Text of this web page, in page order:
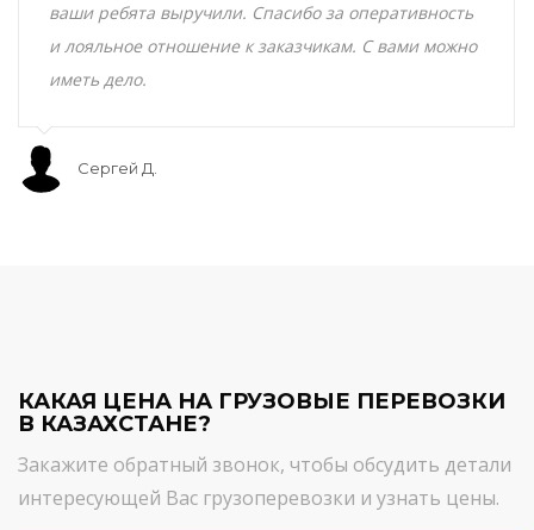
ваши ребята выручили. Спасибо за оперативность
и лояльное отношение к заказчикам. С вами можно
иметь дело.
Сергей Д.
КАКАЯ ЦЕНА НА ГРУЗОВЫЕ ПЕРЕВОЗКИ
В КАЗАХСТАНЕ?
Закажите обратный звонок, чтобы обсудить детали
интересующей Вас грузоперевозки и узнать цены.